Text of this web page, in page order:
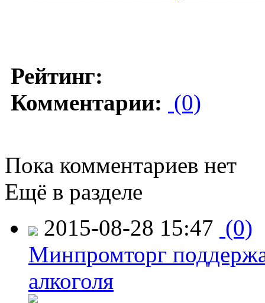
Рейтинг:
Комментарии: (0)
Пока комментариев нет
Ещё в разделе
2015-08-28 15:47 (0)
Минпромторг
алкоголя